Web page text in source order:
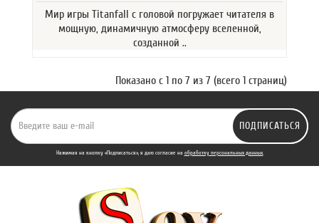
Мир игры Titanfall с головой погружает читателя в
мощную, динамичную атмосферу вселенной,
созданной ..
Показано с 1 по 7 из 7 (всего 1 страниц)
ПОДПИСАТЬСЯ
Нажимая на кнопку «Подписаться», я даю cогласие на обработку персональных данных.